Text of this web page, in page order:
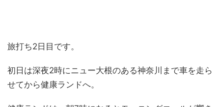
旅打ち2日目です。
初日は深夜2時にニュー大根のある神奈川まで車を走ら
せてから健康ランドへ。